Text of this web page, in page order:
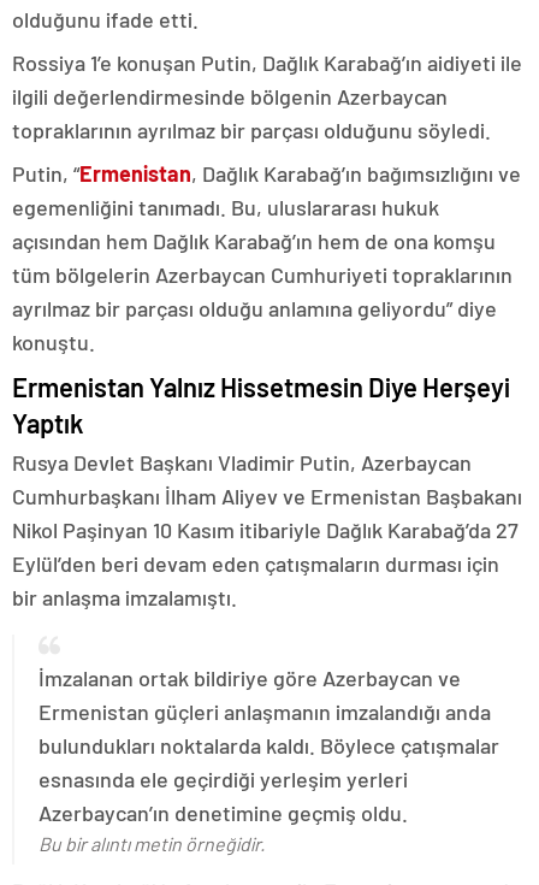
olduğunu ifade etti.
Rossiya 1’e konuşan Putin, Dağlık Karabağ’ın aidiyeti ile
ilgili değerlendirmesinde bölgenin Azerbaycan
topraklarının ayrılmaz bir parçası olduğunu söyledi.
Putin, “Ermenistan, Dağlık Karabağ’ın bağımsızlığını ve
egemenliğini tanımadı. Bu, uluslararası hukuk
açısından hem Dağlık Karabağ’ın hem de ona komşu
tüm bölgelerin Azerbaycan Cumhuriyeti topraklarının
ayrılmaz bir parçası olduğu anlamına geliyordu” diye
konuştu.
Ermenistan Yalnız Hissetmesin Diye Herşeyi
Yaptık
Rusya Devlet Başkanı Vladimir Putin, Azerbaycan
Cumhurbaşkanı İlham Aliyev ve Ermenistan Başbakanı
Nikol Paşinyan 10 Kasım itibariyle Dağlık Karabağ’da 27
Eylül’den beri devam eden çatışmaların durması için
bir anlaşma imzalamıştı.
İmzalanan ortak bildiriye göre Azerbaycan ve
Ermenistan güçleri anlaşmanın imzalandığı anda
bulundukları noktalarda kaldı. Böylece çatışmalar
esnasında ele geçirdiği yerleşim yerleri
Azerbaycan’ın denetimine geçmiş oldu.
Bu bir alıntı metin örneğidir.